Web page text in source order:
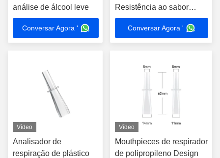
análise de álcool leve
Conversar Agora '
Resistência ao sabor
transparente
Conversar Agora '
Vídeo
Analisador de
respiração de plástico
Vídeo
Mouthpieces de respirador
de polipropileno Design